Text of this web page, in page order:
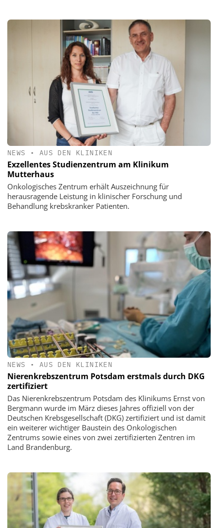
NEWS • AUS DEN KLINIKEN
Exzellentes Studienzentrum am Klinikum
Mutterhaus
Onkologisches Zentrum erhält Auszeichnung für
herausragende Leistung in klinischer Forschung und
Behandlung krebskranker Patienten.
NEWS • AUS DEN KLINIKEN
Nierenkrebszentrum Potsdam erstmals durch DKG
zertifiziert
Das Nierenkrebszentrum Potsdam des Klinikums Ernst von
Bergmann wurde im März dieses Jahres offiziell von der
Deutschen Krebsgesellschaft (DKG) zertifiziert und ist damit
ein weiterer wichtiger Baustein des Onkologischen
Zentrums sowie eines von zwei zertifizierten Zentren im
Land Brandenburg.